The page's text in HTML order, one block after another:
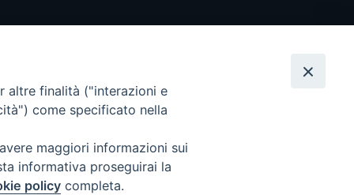
altre finalità ("interazioni e
come specificato nella
maggiori informazioni sui
informativa proseguirai la
policy completa.